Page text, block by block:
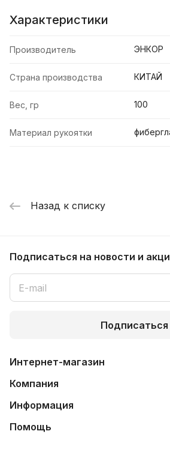
Характеристики
Производитель ЭНКОР
Страна производства КИТАЙ
Вес, гр 100
Материал рукоятки
Назад к списку
Подписаться на новости и
Подписаться
Интернет-магазин
Компания
Информация
Помощь